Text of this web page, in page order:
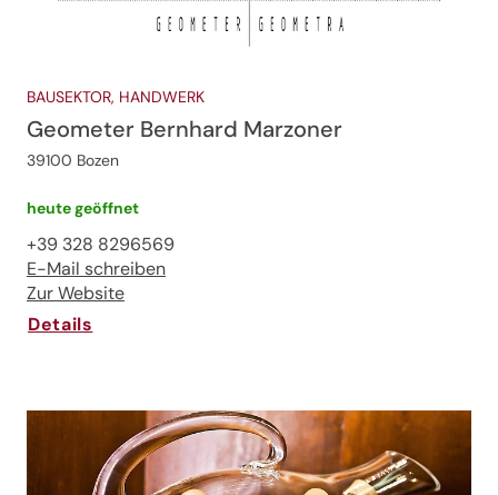
BAUSEKTOR, HANDWERK
Geometer Bernhard Marzoner
39100 Bozen
heute geöffnet
+39 328 8296569
E-Mail schreiben
Zur Website
Details
Jenesien-Newsletter
Jenesien auch in der Ferne immer ganz nah - mit
Melde dich jetzt an und hol dir die neuesten Infos zu
Jetzt anmelden!